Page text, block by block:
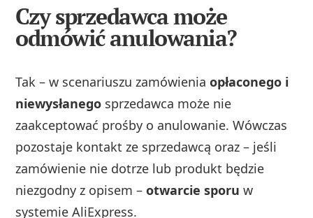
Czy sprzedawca może
odmówić anulowania?
Tak – w scenariuszu zamówieniaopłaconego i
niewysłanego sprzedawca może nie
zaakceptować prośby o anulowanie. Wówczas
pozostaje kontakt ze sprzedawcą oraz – jeśli
zamówienie nie dotrze lub produkt będzie
niezgodny z opisem –otwarcie sporu w
systemie AliExpress.